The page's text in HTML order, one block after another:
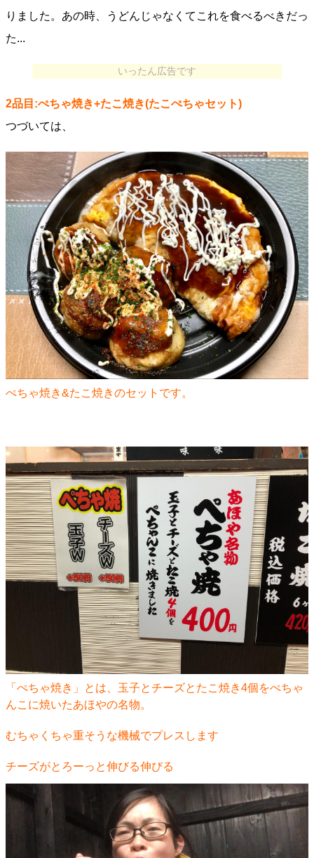
りました。あの時、うどんじゃなくてこれを食べるべきだっ
た...
いったん広告です
2品目:ぺちゃ焼き+たこ焼き(たこぺちゃセット)
つづいては、
ぺちゃ焼き&たこ焼きのセットです。
「ぺちゃ焼き」とは、玉子とチーズとたこ焼き4個をぺちゃ
んこに焼いたあほやの名物。
むちゃくちゃ重そうな機械でプレスします
チーズがとろーっと伸びる伸びる